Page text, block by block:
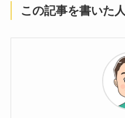
この記事を書いた人